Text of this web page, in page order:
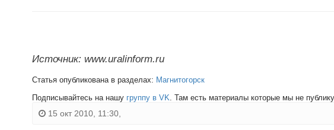
Источник: www.uralinform.ru
Статья опубликована в разделах: Магнитогорск
Подписывайтесь на нашу группу в VK. Там есть материалы которые мы не
15 окт 2010, 11:30,